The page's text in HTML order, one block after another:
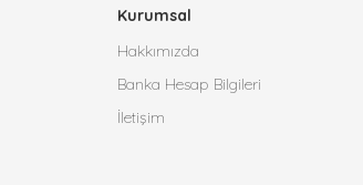
Kurumsal
Hakkımızda
Banka Hesap Bilgileri
İletişim